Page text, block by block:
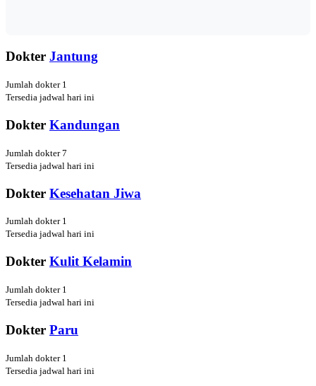
Dokter Jantung
Jumlah dokter 1
Tersedia jadwal hari ini
Dokter Kandungan
Jumlah dokter 7
Tersedia jadwal hari ini
Dokter Kesehatan Jiwa
Jumlah dokter 1
Tersedia jadwal hari ini
Dokter Kulit Kelamin
Jumlah dokter 1
Tersedia jadwal hari ini
Dokter Paru
Jumlah dokter 1
Tersedia jadwal hari ini